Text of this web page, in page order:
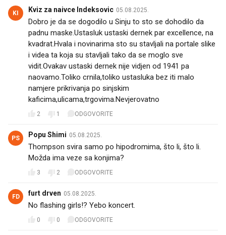
KI Kviz za naivce Indeksovic 05.08.2025.
Dobro je da se dogodilo u Sinju to sto se dohodilo da
padnu maske.Ustasluk ustaski dernek par excellence, na
kvadrat.Hvala i novinarima sto su stavljali na portale slike
i videa ta koja su stavljali tako da se moglo sve
vidit.Ovakav ustaski dernek nije vidjen od 1941 pa
naovamo.Toliko crnila,toliko ustasluka bez iti malo
namjere prikrivanja po sinjskim
kaficima,ulicama,trgovima.Nevjerovatno
2 1 ODGOVORITE
PS Popu Shimi 05.08.2025.
Thompson svira samo po hipodromima, što li, što li.
Možda ima veze sa konjima?
3 2 ODGOVORITE
FD furt drven 05.08.2025.
No flashing girls!? Yebo koncert.
0 0 ODGOVORITE